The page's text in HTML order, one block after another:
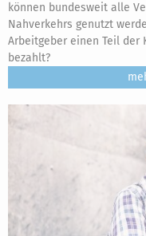
können bundesweit alle
Nahverkehrs genutzt
Arbeitgeber einen Teil
bezahlt?